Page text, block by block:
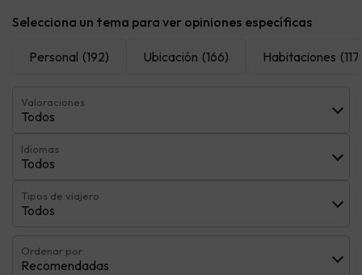
Selecciona un tema para ver opiniones específicas
Personal (192) Ubicación (166) Habitaciones
Valoraciones
Todos
Idiomas
Todos
Tipos de viajero
Todos
Ordenar por:
Recomendadas